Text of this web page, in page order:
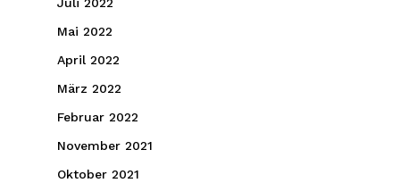
Juli 2022
Mai 2022
April 2022
März 2022
Februar 2022
November 2021
Oktober 2021